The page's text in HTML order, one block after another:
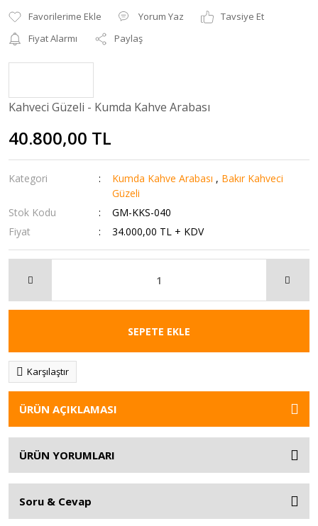
Yorum Yaz
Tavsiye Et
Fiyat Alarmı
Paylaş
Kahveci Güzeli - Kumda Kahve Arabası
40.800,00 TL
Kategori Kumda Kahve Arabası , Bakır Kahveci
Güzeli
Stok Kodu
GM-KKS-040
Fiyat
34.000,00 TL + KDV
SEPETE EKLE
Karşılaştır
ÜRÜN AÇIKLAMASI
ÜRÜN YORUMLARI
Soru & Cevap